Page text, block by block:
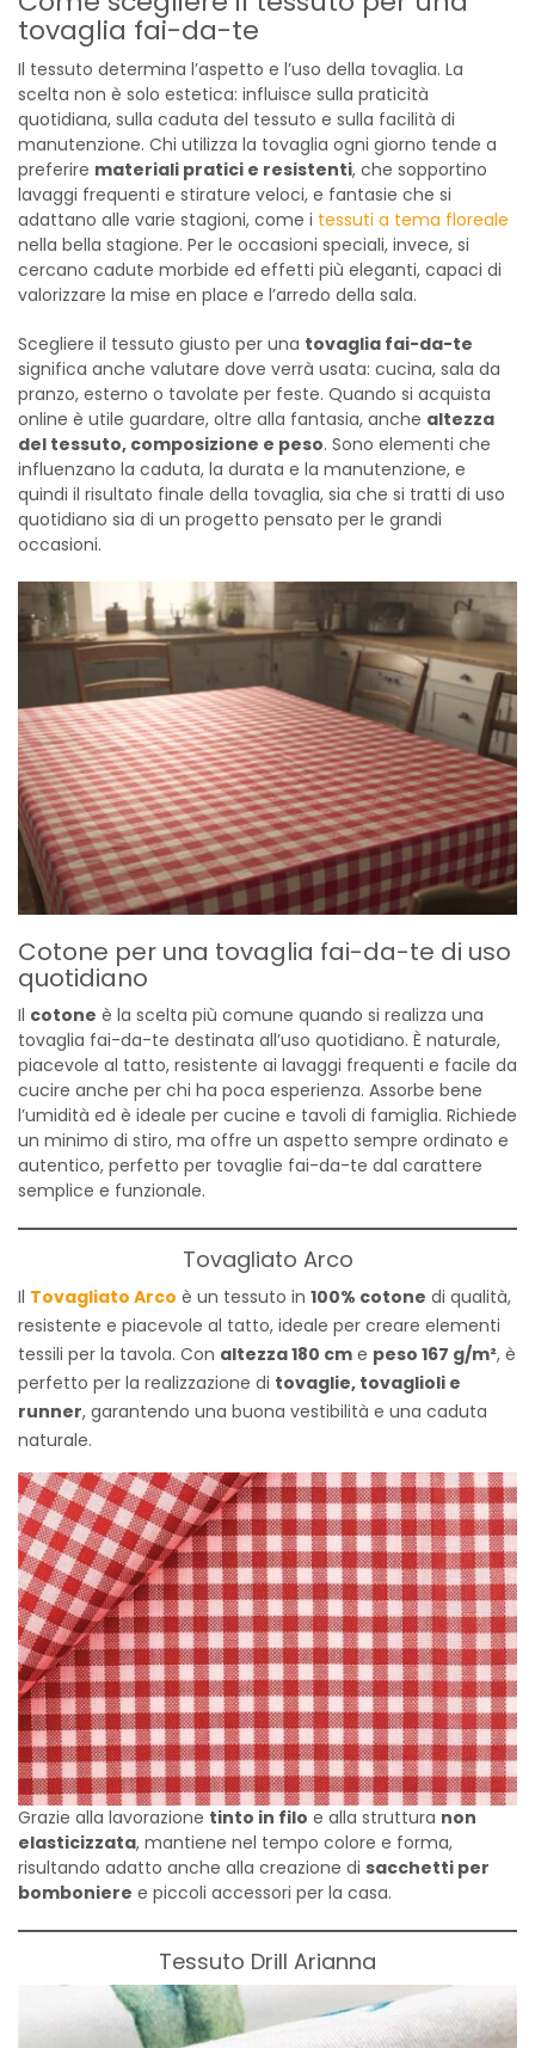
tovaglia fai-da-te
Il tessuto determina l’aspetto e l’uso della tovaglia. La
scelta non è solo estetica: influisce sulla praticità
quotidiana, sulla caduta del tessuto e sulla facilità di
manutenzione. Chi utilizza la tovaglia ogni giorno tende a
preferire materiali pratici e resistenti, che sopportino
lavaggi frequenti e stirature veloci, e fantasie che si
adattano alle varie stagioni, come i tessuti a tema floreale
nella bella stagione. Per le occasioni speciali, invece, si
cercano cadute morbide ed effetti più eleganti, capaci di
valorizzare la mise en place e l’arredo della sala.
Scegliere il tessuto giusto per una tovaglia fai-da-te
significa anche valutare dove verrà usata: cucina, sala da
pranzo, esterno o tavolate per feste. Quando si acquista
online è utile guardare, oltre alla fantasia, anche altezza
del tessuto, composizione e peso. Sono elementi che
influenzano la caduta, la durata e la manutenzione, e
quindi il risultato finale della tovaglia, sia che si tratti di uso
quotidiano sia di un progetto pensato per le grandi
occasioni.
Cotone per una tovaglia fai-da-te di uso
quotidiano
Il cotone è la scelta più comune quando si realizza una
tovaglia fai-da-te destinata all’uso quotidiano. È naturale,
piacevole al tatto, resistente ai lavaggi frequenti e facile da
cucire anche per chi ha poca esperienza. Assorbe bene
l’umidità ed è ideale per cucine e tavoli di famiglia. Richiede
un minimo di stiro, ma offre un aspetto sempre ordinato e
autentico, perfetto per tovaglie fai-da-te dal carattere
semplice e funzionale.
Tovagliato Arco
Il Tovagliato Arco è un tessuto in 100% cotone di qualità,
resistente e piacevole al tatto, ideale per creare elementi
tessili per la tavola. Con altezza 180 cm e peso 167 g/m², è
perfetto per la realizzazione di tovaglie, tovaglioli e
runner, garantendo una buona vestibilità e una caduta
naturale.
Grazie alla lavorazione tinto in filo e alla struttura non
elasticizzata, mantiene nel tempo colore e forma,
risultando adatto anche alla creazione di sacchetti per
bomboniere e piccoli accessori per la casa.
Tessuto Drill Arianna